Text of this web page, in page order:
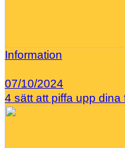
Information
07/10/2024
4 sätt att piffa upp dina